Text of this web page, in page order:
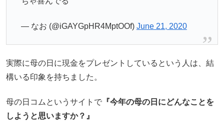
— なお (@iGAYGpHR4MptOOf) June 21, 2020
実際に母の日に現金をプレゼントしているという人は、結
構いる印象を持ちました。
母の日コムというサイトで 『今年の母の日にどんなことを
しようと思いますか？』